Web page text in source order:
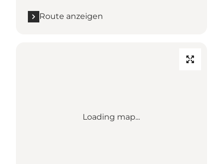
Route anzeigen
Loading map...